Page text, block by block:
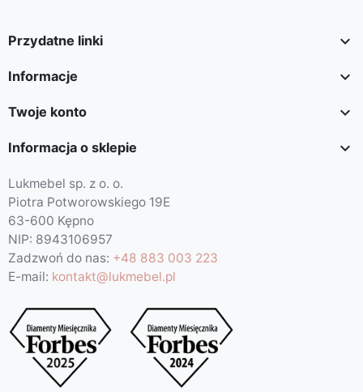
Przydatne linki 
Informacje 
Twoje konto 
Informacja o sklepie 
Lukmebel sp. z o. o.
Piotra Potworowskiego 19E
63-600 Kępno
NIP: 8943106957
Zadzwoń do nas: +48 883 003 223
E-mail: kontakt@lukmebel.pl